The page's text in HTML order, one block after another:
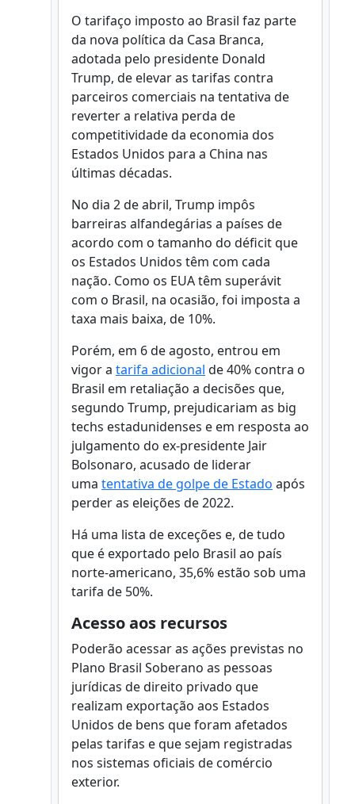
O tarifaço imposto ao Brasil faz parte
da nova política da Casa Branca,
adotada pelo presidente Donald
Trump, de elevar as tarifas contra
parceiros comerciais na tentativa de
reverter a relativa perda de
competitividade da economia dos
Estados Unidos para a China nas
últimas décadas.
No dia 2 de abril, Trump impôs
barreiras alfandegárias a países de
acordo com o tamanho do déficit que
os Estados Unidos têm com cada
nação. Como os EUA têm superávit
com o Brasil, na ocasião, foi imposta a
taxa mais baixa, de 10%.
Porém, em 6 de agosto, entrou em
vigor a tarifa adicional de 40% contra o
Brasil em retaliação a decisões que,
segundo Trump, prejudicariam as big
techs estadunidenses e em resposta ao
julgamento do ex-presidente Jair
Bolsonaro, acusado de liderar
uma tentativa de golpe de Estado após
perder as eleições de 2022.
Há uma lista de exceções e, de tudo
que é exportado pelo Brasil ao país
norte-americano, 35,6% estão sob uma
tarifa de 50%.
Acesso aos recursos
Poderão acessar as ações previstas no
Plano Brasil Soberano as pessoas
jurídicas de direito privado que
realizam exportação aos Estados
Unidos de bens que foram afetados
pelas tarifas e que sejam registradas
nos sistemas oficiais de comércio
exterior.